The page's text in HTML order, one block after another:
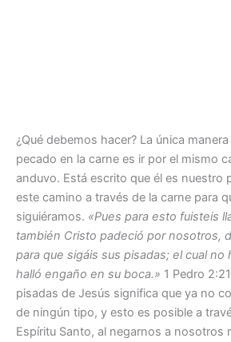
¿Qué debemos hacer? La única
pecado en la carne es ir por el mismo
anduvo. Está escrito que él es nuestro
este camino a través de la carne para
siguiéramos. «Pues para esto fuisteis
también Cristo padeció por nosotros,
para que sigáis sus pisadas; el cual no
halló engaño en su boca.» 1 Pedro
pisadas de Jesús significa que ya no
de ningún tipo, y esto es posible a
Espíritu Santo, al negarnos a nosotros